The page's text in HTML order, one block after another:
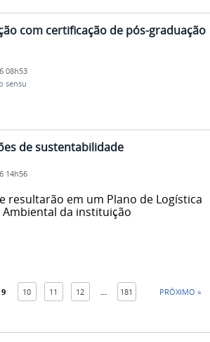
com certificação de pós-graduação
08h53
sensu
de sustentabilidade
14h56
em um Plano de Logística
da instituição
9 10 11 12 181 PRÓXIMO »